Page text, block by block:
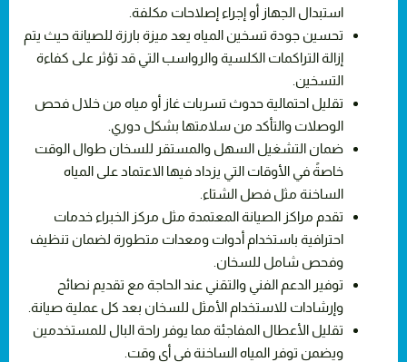
استبدال الجهاز أو إجراء إصلاحات مكلفة.
تحسين جودة تسخين المياه يعد ميزة بارزة للصيانة حيث يتم
إزالة التراكمات الكلسية والرواسب التي قد تؤثر على كفاءة
التسخين.
تقليل احتمالية حدوث تسربات غاز أو مياه من خلال فحص
الوصلات والتأكد من سلامتها بشكل دوري.
ضمان التشغيل السهل والمستقر للسخان طوال الوقت
خاصةً في الأوقات التي يزداد فيها الاعتماد على المياه
الساخنة مثل فصل الشتاء.
تقدم مراكز الصيانة المعتمدة مثل مركز الخبراء خدمات
احترافية باستخدام أدوات ومعدات متطورة لضمان تنظيف
وفحص شامل للسخان.
توفير الدعم الفني والتقني عند الحاجة مع تقديم نصائح
وإرشادات للاستخدام الأمثل للسخان بعد كل عملية صيانة.
تقليل الأعطال المفاجئة مما يوفر راحة البال للمستخدمين
ويضمن توفر المياه الساخنة في أي وقت.